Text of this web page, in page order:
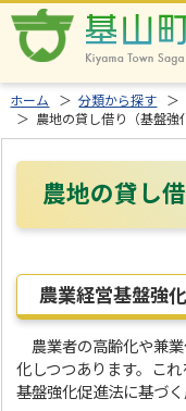
ホーム ＞分類から探す ＞
＞ 農地の貸し借り（基盤強
農地の貸し
農業経営基盤強
農業者の高齢化や兼
化しつつあります。こ
基盤強化促進法に基づ